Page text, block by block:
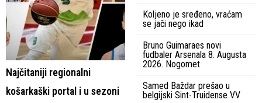
Najčitaniji regionalni
košarkaški portal i u sezoni
Koljeno je sređeno, vraćam
se jači nego ikad
Bruno Guimaraes novi
fudbaler Arsenala 8. Augusta
2026. Nogomet
Samed Baždar prešao u
belgijski Sint-Truidense VV